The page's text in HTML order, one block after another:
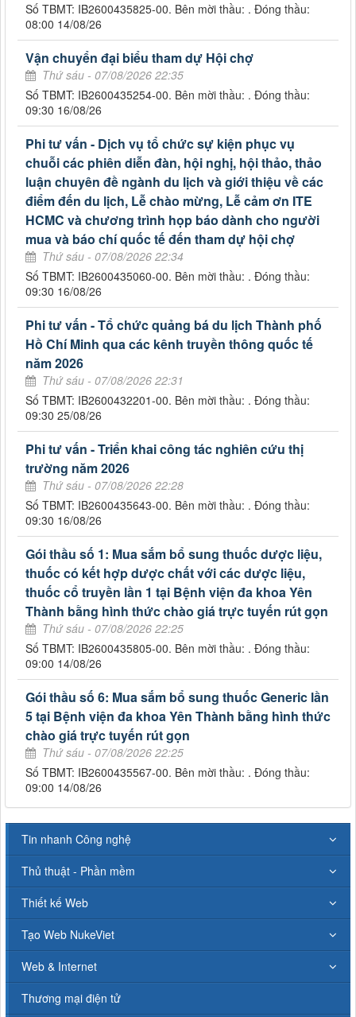
Số TBMT: IB2600435825-00. Bên mời thầu: . Đóng thầu:
08:00 14/08/26
Vận chuyển đại biểu tham dự Hội chợ
Thứ sáu - 07/08/2026 22:35
Số TBMT: IB2600435254-00. Bên mời thầu: . Đóng thầu:
09:30 16/08/26
Phi tư vấn - Dịch vụ tổ chức sự kiện phục vụ
chuỗi các phiên diễn đàn, hội nghị, hội thảo, thảo
luận chuyên đề ngành du lịch và giới thiệu về các
điểm đến du lịch, Lễ chào mừng, Lễ cảm ơn ITE
HCMC và chương trình họp báo dành cho người
mua và báo chí quốc tế đến tham dự hội chợ
Thứ sáu - 07/08/2026 22:34
Số TBMT: IB2600435060-00. Bên mời thầu: . Đóng thầu:
09:30 16/08/26
Phi tư vấn - Tổ chức quảng bá du lịch Thành phố
Hồ Chí Minh qua các kênh truyền thông quốc tế
năm 2026
Thứ sáu - 07/08/2026 22:31
Số TBMT: IB2600432201-00. Bên mời thầu: . Đóng thầu:
09:30 25/08/26
Phi tư vấn - Triển khai công tác nghiên cứu thị
trường năm 2026
Thứ sáu - 07/08/2026 22:28
Số TBMT: IB2600435643-00. Bên mời thầu: . Đóng thầu:
09:30 16/08/26
Gói thầu số 1: Mua sắm bổ sung thuốc dược liệu,
thuốc có kết hợp dược chất với các dược liệu,
thuốc cổ truyền lần 1 tại Bệnh viện đa khoa Yên
Thành bằng hình thức chào giá trực tuyến rút gọn
Thứ sáu - 07/08/2026 22:25
Số TBMT: IB2600435805-00. Bên mời thầu: . Đóng thầu:
09:00 14/08/26
Gói thầu số 6: Mua sắm bổ sung thuốc Generic lần
5 tại Bệnh viện đa khoa Yên Thành bằng hình thức
chào giá trực tuyến rút gọn
Thứ sáu - 07/08/2026 22:25
Số TBMT: IB2600435567-00. Bên mời thầu: . Đóng thầu:
09:00 14/08/26
Tin nhanh Công nghệ
Thủ thuật - Phần mềm
Thiết kế Web
Tạo Web NukeViet
Web & Internet
Thương mại điện tử